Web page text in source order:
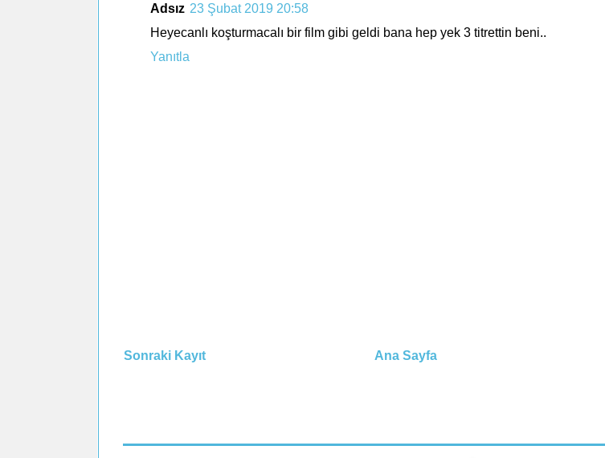
Adsız 23 Şubat 2019 20:58
Heyecanlı koşturmacalı bir film gibi geldi bana hep yek 3 titrettin beni..
Yanıtla
Sonraki Kayıt Ana Sayfa